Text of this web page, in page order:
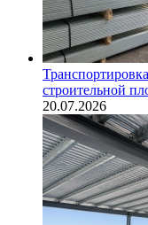
строительной
20.07.2026